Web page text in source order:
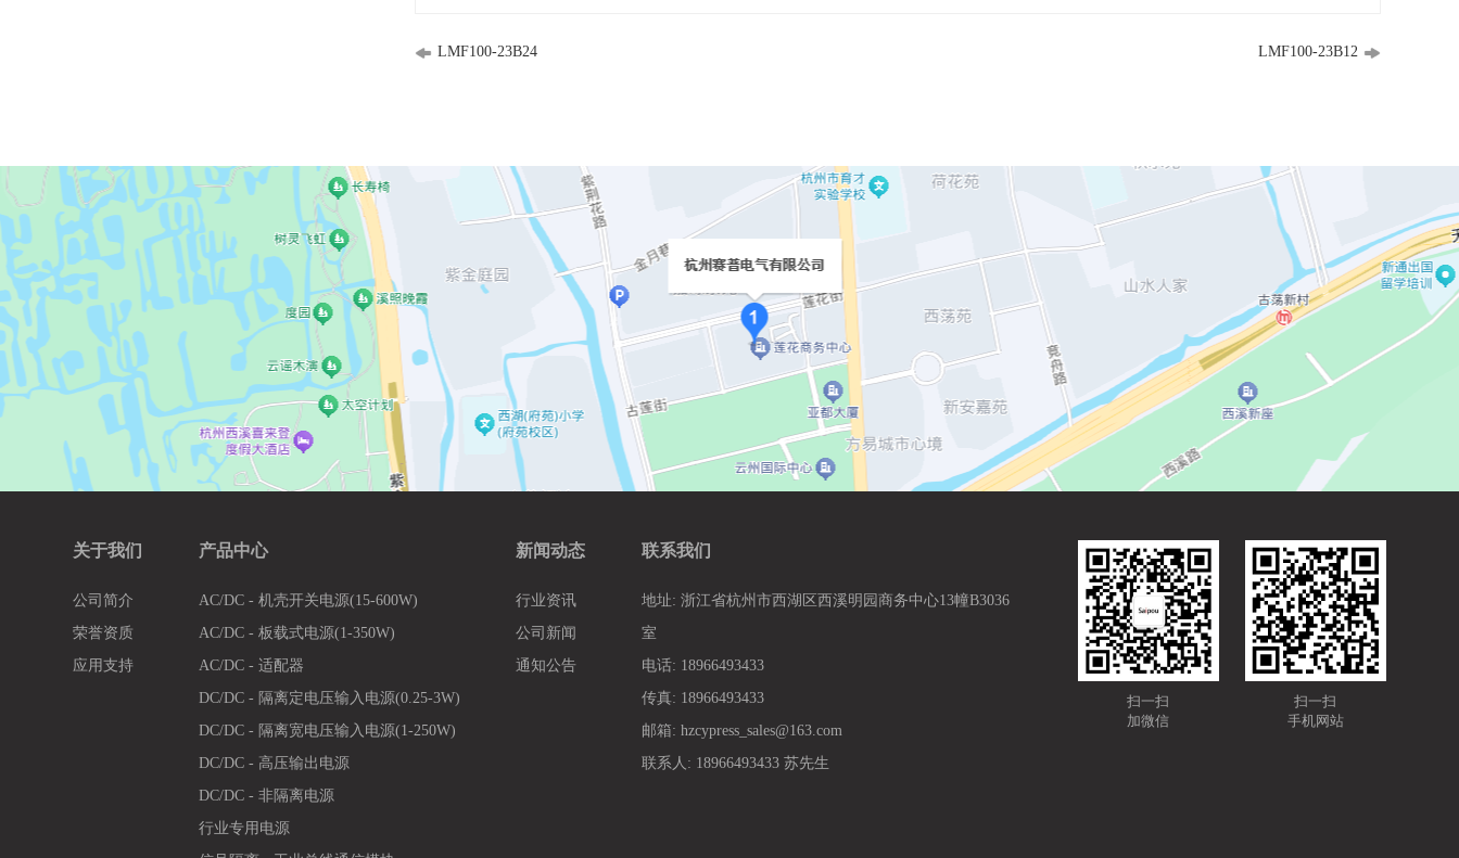
LMF100-23B24 LMF100-23B12
关于我们
公司简介
荣誉资质
应用支持
产品中心
AC/DC - 机壳开关电源(15-600W)
AC/DC - 板载式电源(1-350W)
AC/DC - 适配器
DC/DC - 隔离定电压输入电源(0.25-3W)
DC/DC - 隔离宽电压输入电源(1-250W)
DC/DC - 高压输出电源
DC/DC - 非隔离电源
行业专用电源
新闻动态
行业资讯
公司新闻
通知公告
联系我们
地址: 浙江省杭州市西湖区西溪明园商务中心13幢B3036
室
电话: 18966493433
传真: 18966493433
邮箱: hzcypress_sales@163.com
联系人: 18966493433 苏先生
扫一扫
加微信
扫一扫
手机网站